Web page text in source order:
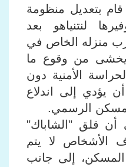
بتعديل منظومة
لنتنياهو بعد
منزله الخاص في
يخشى من وقوع ما
الأمنية دون
يؤدي إلى اندلاع
الرسمي.
أن قلق "الشاباك"
الأشخاص لا يتم
المسكن، إلى جانب